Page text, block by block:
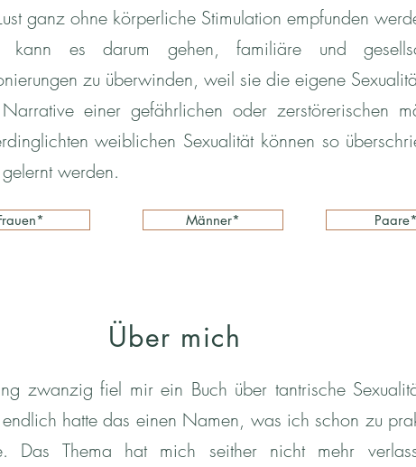
ganz ohne körperliche Stimulation empfunden
kann es darum gehen, familiäre und
zu überwinden, weil sie die eigene
einer gefährlichen oder zerstörerischen
weiblichen Sexualität können so
gelernt werden.
Paare*
Männer*
Über mich
zwanzig fiel mir ein Buch über tantrische
endlich hatte das einen Namen, was ich schon zu
Das Thema hat mich seither nicht mehr